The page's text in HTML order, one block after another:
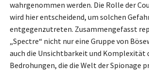
wahrgenommen werden. Die Rolle der
wird hier entscheidend, um solchen
entgegenzutreten. Zusammengefasst
„Spectre“ nicht nur eine Gruppe von
auch die Unsichtbarkeit und Komplexität
Bedrohungen, die die Welt der Spionage